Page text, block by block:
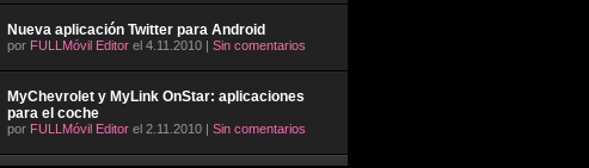
Nueva aplicación Twitter para Android
por FULLMóvil Editor el 4.11.2010 | Sin comentarios
MyChevrolet y MyLink OnStar: aplicaciones
para el coche
por FULLMóvil Editor el 2.11.2010 | Sin comentarios